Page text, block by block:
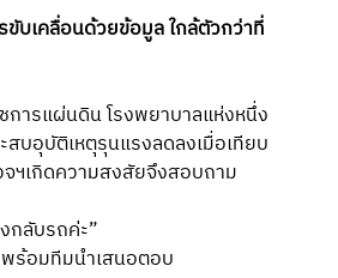
บเคลื่อนด้วยข้อมูล ใกล้ตัวกว่าที่
การแผ่นดิน โรงพยาบาลแห่งหนึ่ง
สบอุบัติเหตุรุนแรงลดลงเมื่อเทียบ
ฯเกิดความสงสัยจึงสอบถาม
กลับรถค่ะ”
ร้อมทีมนำเสนอตอบ